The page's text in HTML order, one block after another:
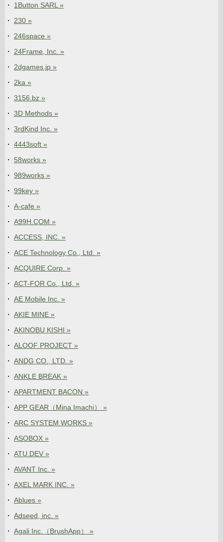
1Button SARL »
230 »
246space »
24Frame, Inc. »
2dgames.jp »
2ka »
3156.bz »
3D Methods »
3rdKind Inc. »
4443soft »
58works »
989works »
99key »
A-cafe »
A99H.COM »
ACCESS, INC. »
ACE Technology Co., Ltd. »
ACQUIRE Corp. »
ACT-FOR Co., Ltd. »
AE Mobile Inc. »
AKIE MINE »
AKINOBU KISHI »
ALOOF PROJECT »
ANDG CO., LTD. »
ANKLE BREAK »
APARTMENT BACON »
APP GEAR（Mina Imachi） »
ARC SYSTEM WORKS »
ASOBOX »
ATU.DEV »
AVANT Inc. »
AXEL MARK INC. »
Ablues »
Adseed, inc. »
Agali Inc.（BrushApp） »